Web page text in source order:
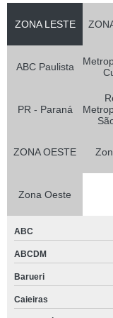
ZONA LESTE
ABC Paulista
PR - Paraná
ZONA OESTE
Zona Oeste
ABC
ABCDM
Barueri
Caieiras